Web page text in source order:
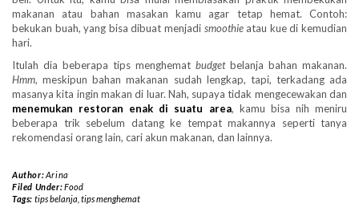
makanan atau bahan masakan kamu agar tetap hemat. Contoh:
bekukan buah, yang bisa dibuat menjadi smoothie atau kue di kemudian
hari.
Itulah dia beberapa tips menghemat budgetbelanja bahan makanan.
Hmm, meskipun bahan makanan sudah lengkap, tapi, terkadang ada
masanya kita ingin makan di luar. Nah, supaya tidak mengecewakan dan
menemukan restoran enak di suatu area, kamu bisa nih meniru
beberapa trik sebelum datang ke tempat makannya seperti tanya
rekomendasi orang lain, cari akun makanan, dan lainnya.
Author:Arina
Filed Under:Food
Tags: tips belanja tips menghemat